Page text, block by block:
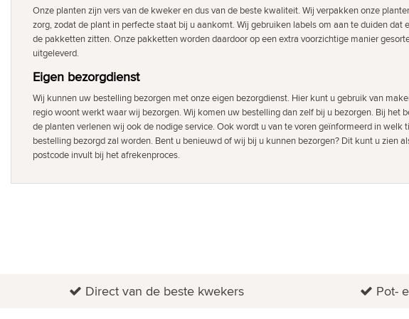
Onze planten zijn vers van de kweker en dus van de beste kwaliteit. Wij verpakken onze
zorg, zodat de plant in perfecte staat bij u aankomt. Wij gebruiken labels om aan te duiden dat
de pakketten zitten. Onze pakketten worden daardoor op een extra voorzichtige manier
uitgeleverd.
Eigen bezorgdienst
Wij kunnen uw bestelling bezorgen met onze eigen bezorgdienst. Hier kunt u gebruik van
regio woont werkt waar wij bezorgen. Wij komen uw bestelling dan zelf bij u bezorgen. Bij het
de planten verlenen wij ook de nodige service. Ook wordt u van te voren geïnformeerd in welk
bestelling bezorgd zal worden. Bent u benieuwd of wij bij u kunnen bezorgen? Dit kunt u zien
postcode invult bij het afrekenproces.
Direct van de beste kwekers Pot-